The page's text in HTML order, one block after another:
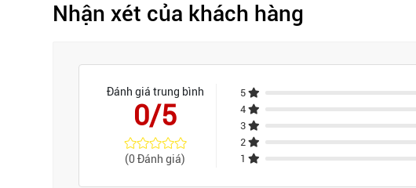
Nhận xét của khách hàng
Đánh giá trung bình
0/5
(0 Đánh giá)
5
4
3
2
1